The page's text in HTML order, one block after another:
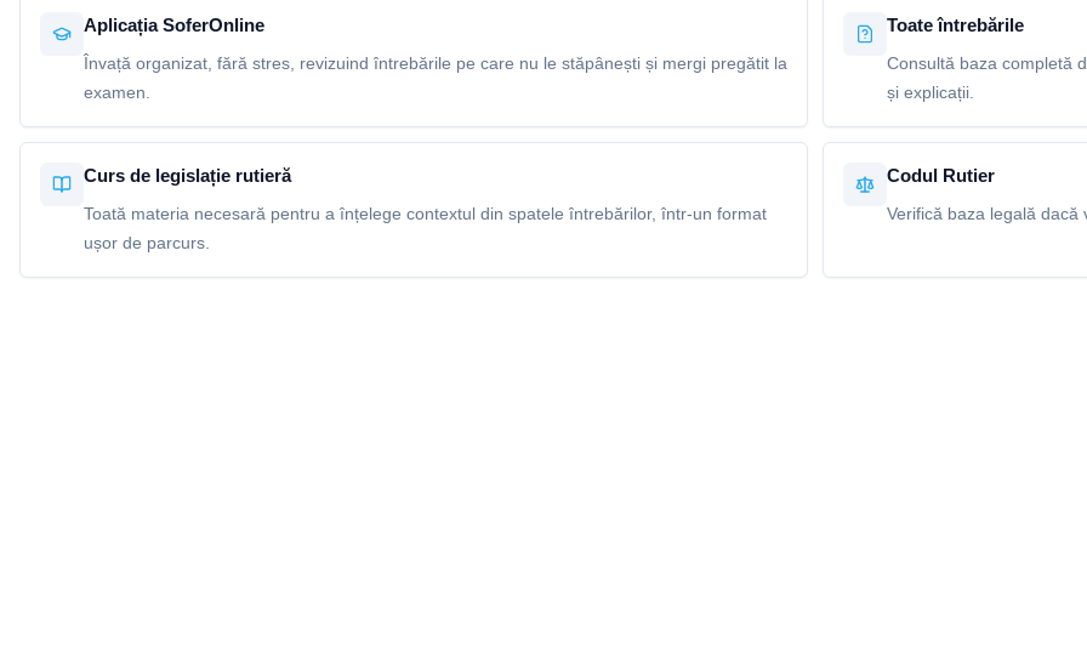
Aplicația SoferOnline
Învață organizat, fără stres, revizuind întrebările pe care nu le stăpânești și mergi pregătit la
examen.
Toate întrebările
Consultă baza completă
și explicații.
Curs de legislație rutieră
Toată materia necesară pentru a înțelege contextul din spatele întrebărilor, într-un format
ușor de parcurs.
Codul Rutier
Verifică baza legală dacă